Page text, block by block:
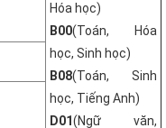
Hóa học)
B00(Toán, Hóa
học, Sinh học)
B08(Toán, Sinh
học, Tiếng Anh)
D01(Ngữ văn,